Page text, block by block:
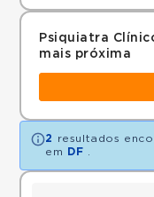
Psiquiatra
mais próxima
2 resultados
em
DF